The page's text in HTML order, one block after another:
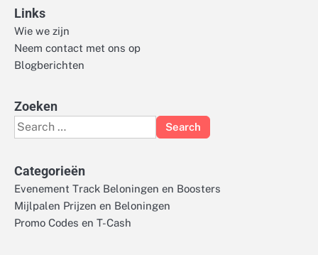
Links
Wie we zijn
Neem contact met ons op
Blogberichten
Zoeken
Search
for:
Categorieën
Evenement Track Beloningen en Boosters
Mijlpalen Prijzen en Beloningen
Promo Codes en T-Cash